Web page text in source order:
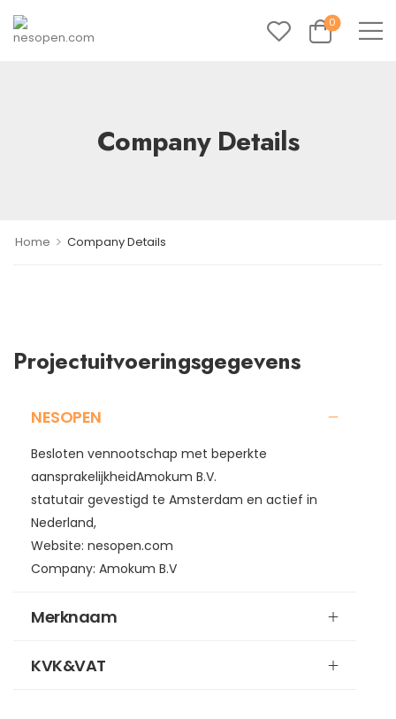
0
Company Details
Home > Company Details
Projectuitvoeringsgegevens
NESOPEN
Besloten vennootschap met beperkte
aansprakelijkheidAmokum B.V.
statutair gevestigd te Amsterdam en actief in
Nederland,
Website: nesopen.com
Company: Amokum B.V
Merknaam
KVK&VAT